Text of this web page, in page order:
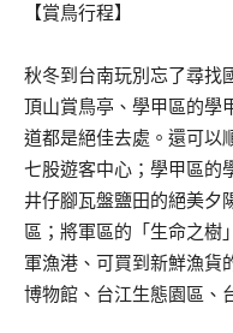
【賞鳥行程】
秋冬到台南玩別忘了尋找
頂山賞鳥亭、學甲區的學
道都是絕佳去處。還可以
七股遊客中心；學甲區的
井仔腳瓦盤鹽田的絕美夕
區；將軍區的「生命之樹
軍漁港、可買到新鮮漁貨
博物館、台江生態園區、